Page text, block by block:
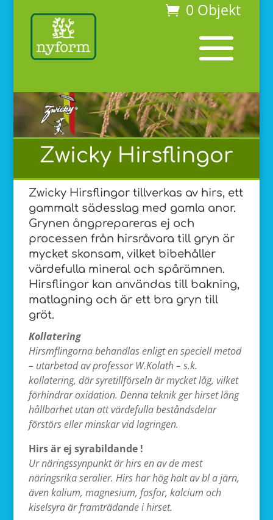
0 Objekt
Zwicky Hirsflingor
Zwicky Hirsflingor tillverkas av hirs, ett
gammalt sädesslag med gamla anor.
Grynen ångprepareras ej och
processen från hirsråvara till gryn är
mycket skonsam, vilket bibehåller
värdefulla mineral och spårämnen.
Hirsflingor kan användas till bakning,
matlagning och är ett bra gryn till
gröt.
Kollatering
Hirsmflingorna behandlas enligt en speciell metod
– utarbetad av professor W.Kolath – s.k.
kollatering, där syretillförseln är mycket låg, vilket
förhindrar oxidation. Denna teknik ger hirset lång
hållbarhet utan att värdefulla beståndsdelar
förstörs eller minskar vid lagringen.
Hirs är ej syrabildande !
Ur näringssynpunkt är hirs en av de mest
näringsrika seralier. Hirs har hög halt av bl a järn,
även kalium, magnesium, fosfor, kalcium och
kiselsyra är framträdande i hirset.